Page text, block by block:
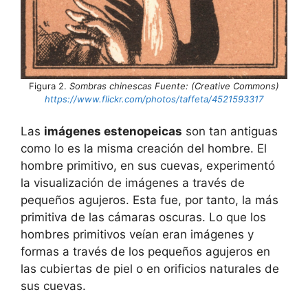
Figura 2. Sombras chinescas Fuente: (Creative Commons)
https://www.flickr.com/photos/taffeta/4521593317
Las imágenes estenopeicas son tan antiguas
como lo es la misma creación del hombre. El
hombre primitivo, en sus cuevas, experimentó
la visualización de imágenes a través de
pequeños agujeros. Esta fue, por tanto, la más
primitiva de las cámaras oscuras. Lo que los
hombres primitivos veían eran imágenes y
formas a través de los pequeños agujeros en
las cubiertas de piel o en orificios naturales de
sus cuevas.